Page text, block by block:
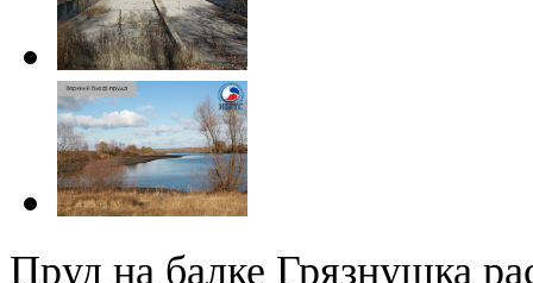
Пруд на балке Грязнушка